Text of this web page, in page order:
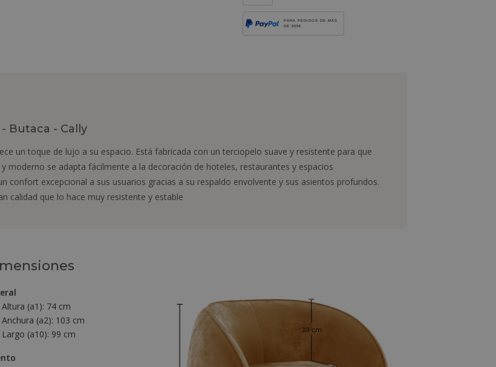
PARA PEDIDOS DE MÁS
DE 500€
Butaca - Cally
un toque de lujo a su espacio. Está fabricada con un terciopelo suave y resistente para que
moderno se adapta fácilmente a la decoración de hoteles, restaurantes y espacios
confort excepcional a sus usuarios gracias a su respaldo envolvente y sus asientos profundos.
calidad que lo hace muy resistente y estable
Altura (a1): 74 cm
Anchura (a2): 103 cm
Largo (a10): 99 cm